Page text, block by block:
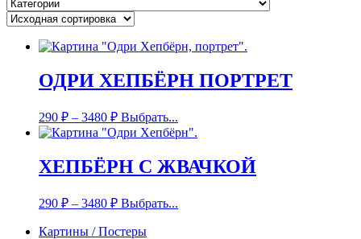
ОДРИ ХЕПБЁРН ПОРТРЕТ
290 ₽ – 3480 ₽ Выбрать...
ХЕПБЁРН С ЖВАЧКОЙ
290 ₽ – 3480 ₽ Выбрать...
Картины / Постеры